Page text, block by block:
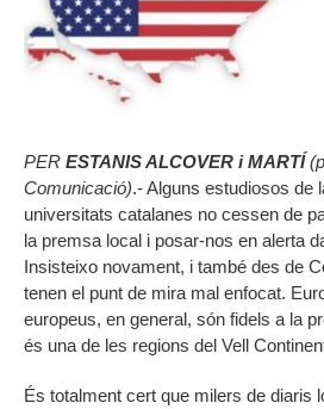
PER ESTANIS ALCOVER i MARTÍ
Comunicació).- Alguns estudiosos de
universitats catalanes no cessen de
la premsa local i posar-nos en alerta
Insisteixo novament, i també des de
tenen el punt de mira mal enfocat.
europeus, en general, són fidels a la
és una de les regions del Vell
És totalment cert que milers de diaris